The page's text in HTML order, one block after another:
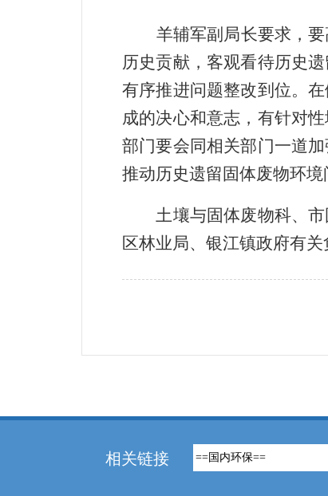
羊辅军副局长要求，
历史贡献，客观看待历史
有序推进问题整改到位。
成的决心和意志，有针对
部门要会同相关部门一道
推动历史遗留固体废物环境
土壤与固体废物科、市
区林业局、银江镇政府有
相关链接